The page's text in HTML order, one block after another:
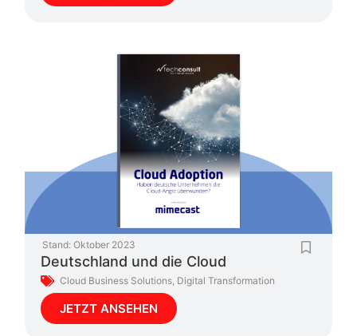
Stand: Oktober 2023
Deutschland und die Cloud
Cloud Business Solutions, Digital Transformation
JETZT ANSEHEN